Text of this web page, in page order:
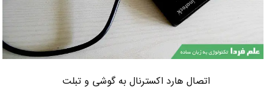
اتصال هارد اکسترنال به گوشی و تبلت